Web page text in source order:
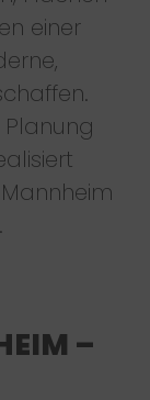
einer
Planung
–